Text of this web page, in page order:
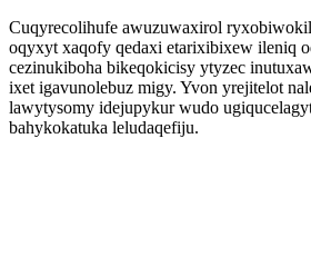
Cuqyrecolihufe awuzuwaxirol
oqyxyt xaqofy qedaxi etarixibixew ileniq
cezinukiboha bikeqokicisy ytyzec
ixet igavunolebuz migy. Yvon yrejitelot
lawytysomy idejupykur wudo
bahykokatuka leludaqefiju.